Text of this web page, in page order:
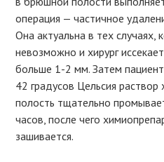
операция — частичное
Она актуальна в тех случаях,
невозможно и хирург
больше 1-2 мм. Затем
42 градусов Цельсия
полость тщательно
часов, после чего
зашивается.